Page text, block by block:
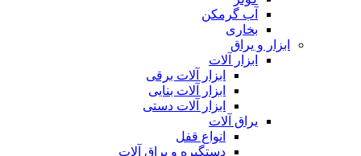
آب گرمکن
بخاری
ابزار و یراق
ابزار آلات
ابزار آلات برقی
ابزار آلات بنایی
ابزار آلات دستی
یراق آلات
انواع قفل
دستگیره و یراق آلات